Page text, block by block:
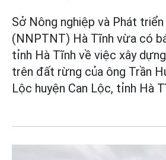
Sở Nông nghiệp và Phát
(NNPTNT) Hà Tĩnh vừa có
tỉnh Hà Tĩnh về việc xây
trên đất rừng của ông Trần
Lộc huyện Can Lộc, tỉnh Hà